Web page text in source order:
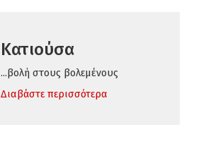
Κατιούσα
...βολή στους βολεμένους
Διαβάστε περισσότερα